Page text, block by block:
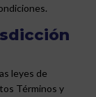
leyes de
Términos y